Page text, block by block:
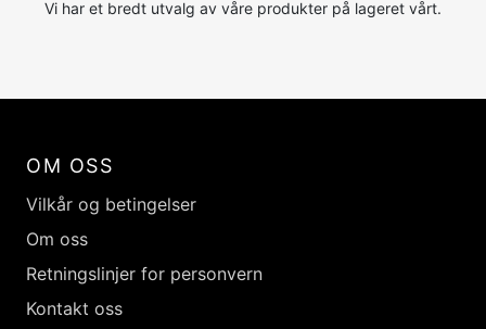
Vi har et bredt utvalg av våre produkter på lageret vårt.
OM OSS
Vilkår og betingelser
Om oss
Retningslinjer for personvern
Kontakt oss